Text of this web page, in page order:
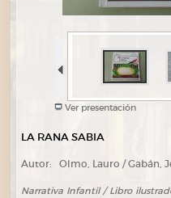
Ver presentación
LA RANA SABIA
Autor: Olmo, Lauro / Gabán,
Narrativa Infantil / Libro